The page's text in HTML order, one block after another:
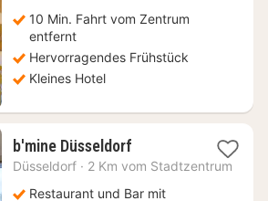
10 Min. Fahrt vom Zentrum
entfernt
Hervorragendes Frühstück
Kleines Hotel
b'mine Düsseldorf2
Nächte
69
Düsseldorf · 2 Km vom Stadtzentrum
Restaurant und Bar mit